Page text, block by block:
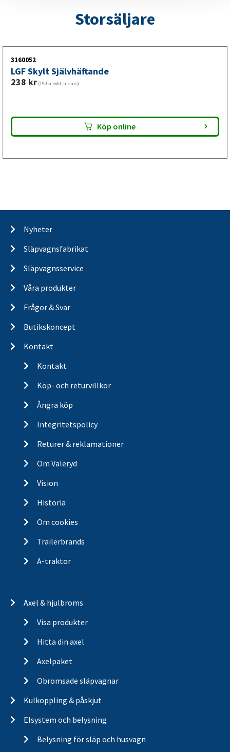
Storsäljare
3160052
LGF Skylt Självhäftande
238 kr (190kr exkl. moms)
Köp online
Nyheter
Släpvagnsfabrikat
Släpvagnsservice
Våra produkter
Frågor & Svar
Butikskoncept
Kontakt
Kontakt
Köp- och returvillkor
Ångra köp
Integritetspolicy
Returer & reklamationer
Om Valeryd
Vision
Historia
Om cookies
Trailerbrands
A-traktor
Axel & hjulbroms
Visa produkter
Hitta din axel
Axelpaket
Obromsade släpvagnar
Kulkoppling & påskjut
Elsystem och belysning
Belysning för släp och husvagn